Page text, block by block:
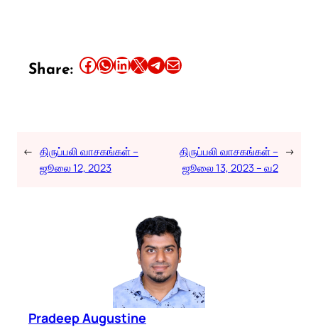
Share: Share this article on Facebook Share this article on WhatsApp Share this article on LinkedIn Share this article on X Share this article on TelegramEmail this Article
← திருப்பலி வாசகங்கள் –
ஜூலை 12, 2023
திருப்பலி வாசகங்கள் –
ஜூலை 13, 2023 – வ2
→
Pradeep Augustine